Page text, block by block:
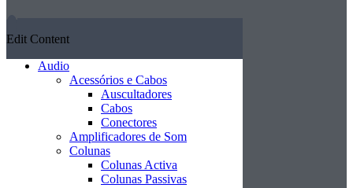
Edit Content
Audio
Acessórios e Cabos
Auscultadores
Cabos
Conectores
Amplificadores de Som
Colunas
Colunas Activa
Colunas Passivas